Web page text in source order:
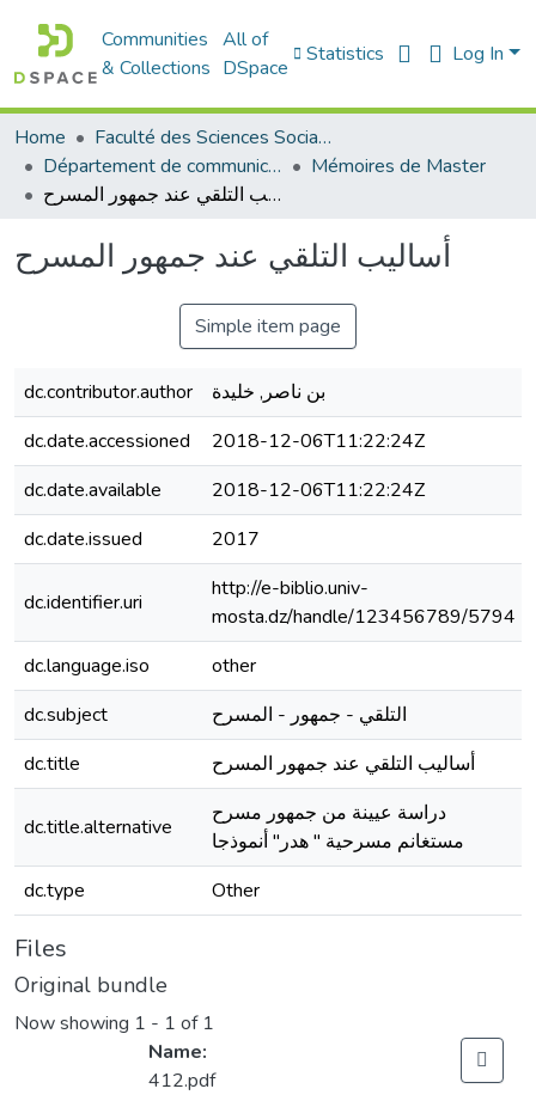
Communities
& Collections
All of
DSpace
Statistics Log In
Home
Faculté des Sciences Sociales
Département de communication
Mémoires de Master
أساليب التلقي عند جمهور المسرح
أساليب التلقي عند جمهور المسرح
Simple item page
dc.contributor.author
بن ناصر, خليدة
dc.date.accessioned
2018-12-06T11:22:24Z
dc.date.available
2018-12-06T11:22:24Z
dc.date.issued
2017
dc.identifier.uri
http://e-biblio.univ-
mosta.dz/handle/123456789/5794
dc.language.iso
other
dc.subject
التلقي - جمهور - المسرح
dc.title
أساليب التلقي عند جمهور المسرح
dc.title.alternative
دراسة عيينة من جمهور مسرح
مستغانم مسرحية " هدر" أنموذجا
dc.type Other
Files
Original bundle
Now showing 1 - 1 of 1
Name:
412.pdf